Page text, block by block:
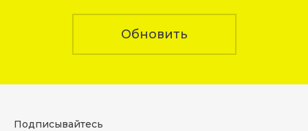
Обновить
Подписывайтесь